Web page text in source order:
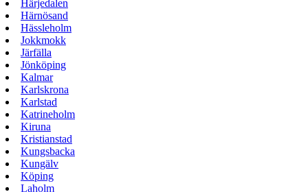
Härjedalen
Härnösand
Hässleholm
Jokkmokk
Järfälla
Jönköping
Kalmar
Karlskrona
Karlstad
Katrineholm
Kiruna
Kristianstad
Kungsbacka
Kungälv
Köping
Laholm